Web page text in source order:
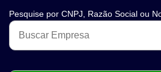
Pesquise por CNPJ, Razão Social ou